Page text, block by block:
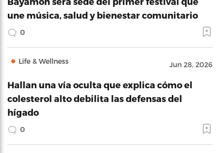
une música, salud y bienestar comunitario
0
Life & Wellness Jun 28, 2026
Hallan una vía oculta que explica cómo el
colesterol alto debilita las defensas del
hígado
0